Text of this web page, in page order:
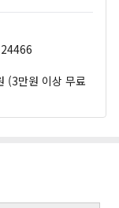
(3만원 이상 무료